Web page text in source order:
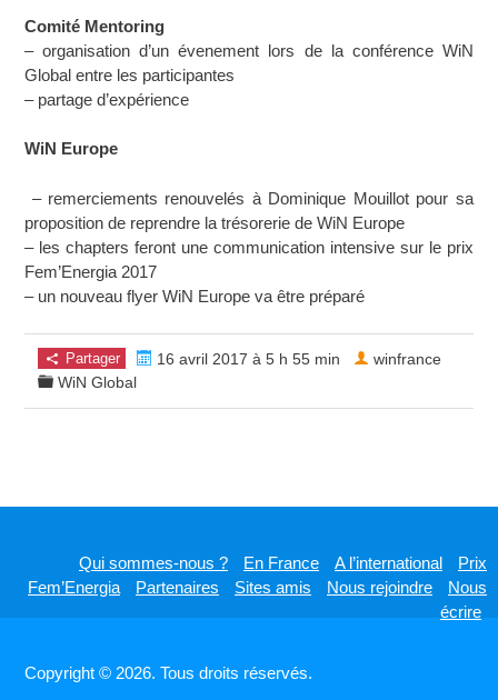
Comité Mentoring
– organisation d’un évenement lors de la conférence WiN
Global entre les participantes
– partage d’expérience
WiN Europe
– remerciements renouvelés à Dominique Mouillot pour sa
proposition de reprendre la trésorerie de WiN Europe
– les chapters feront une communication intensive sur le prix
Fem’Energia 2017
– un nouveau flyer WiN Europe va être préparé
Partager
16 avril 2017 à 5 h 55 min
WiN Global
winfrance
Qui sommes-nous ? En France A l’international
Prix
Fem’Energia
Partenaires Sites amis Nous rejoindre
Nous
écrire
Copyright © 2026. Tous droits réservés.